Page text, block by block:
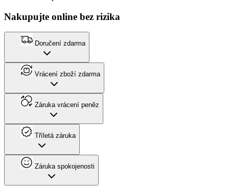
Nakupujte online bez rizika
Doručení zdarma
Vrácení zboží zdarma
Záruka vrácení peněz
Tříletá záruka
Záruka spokojenosti